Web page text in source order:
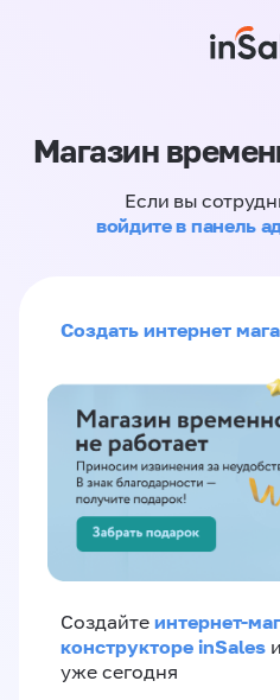
Магазин
Если вы
войдите в панель
Создать интернет
Создайте интернет-
конструкторе inSales
уже сегодня